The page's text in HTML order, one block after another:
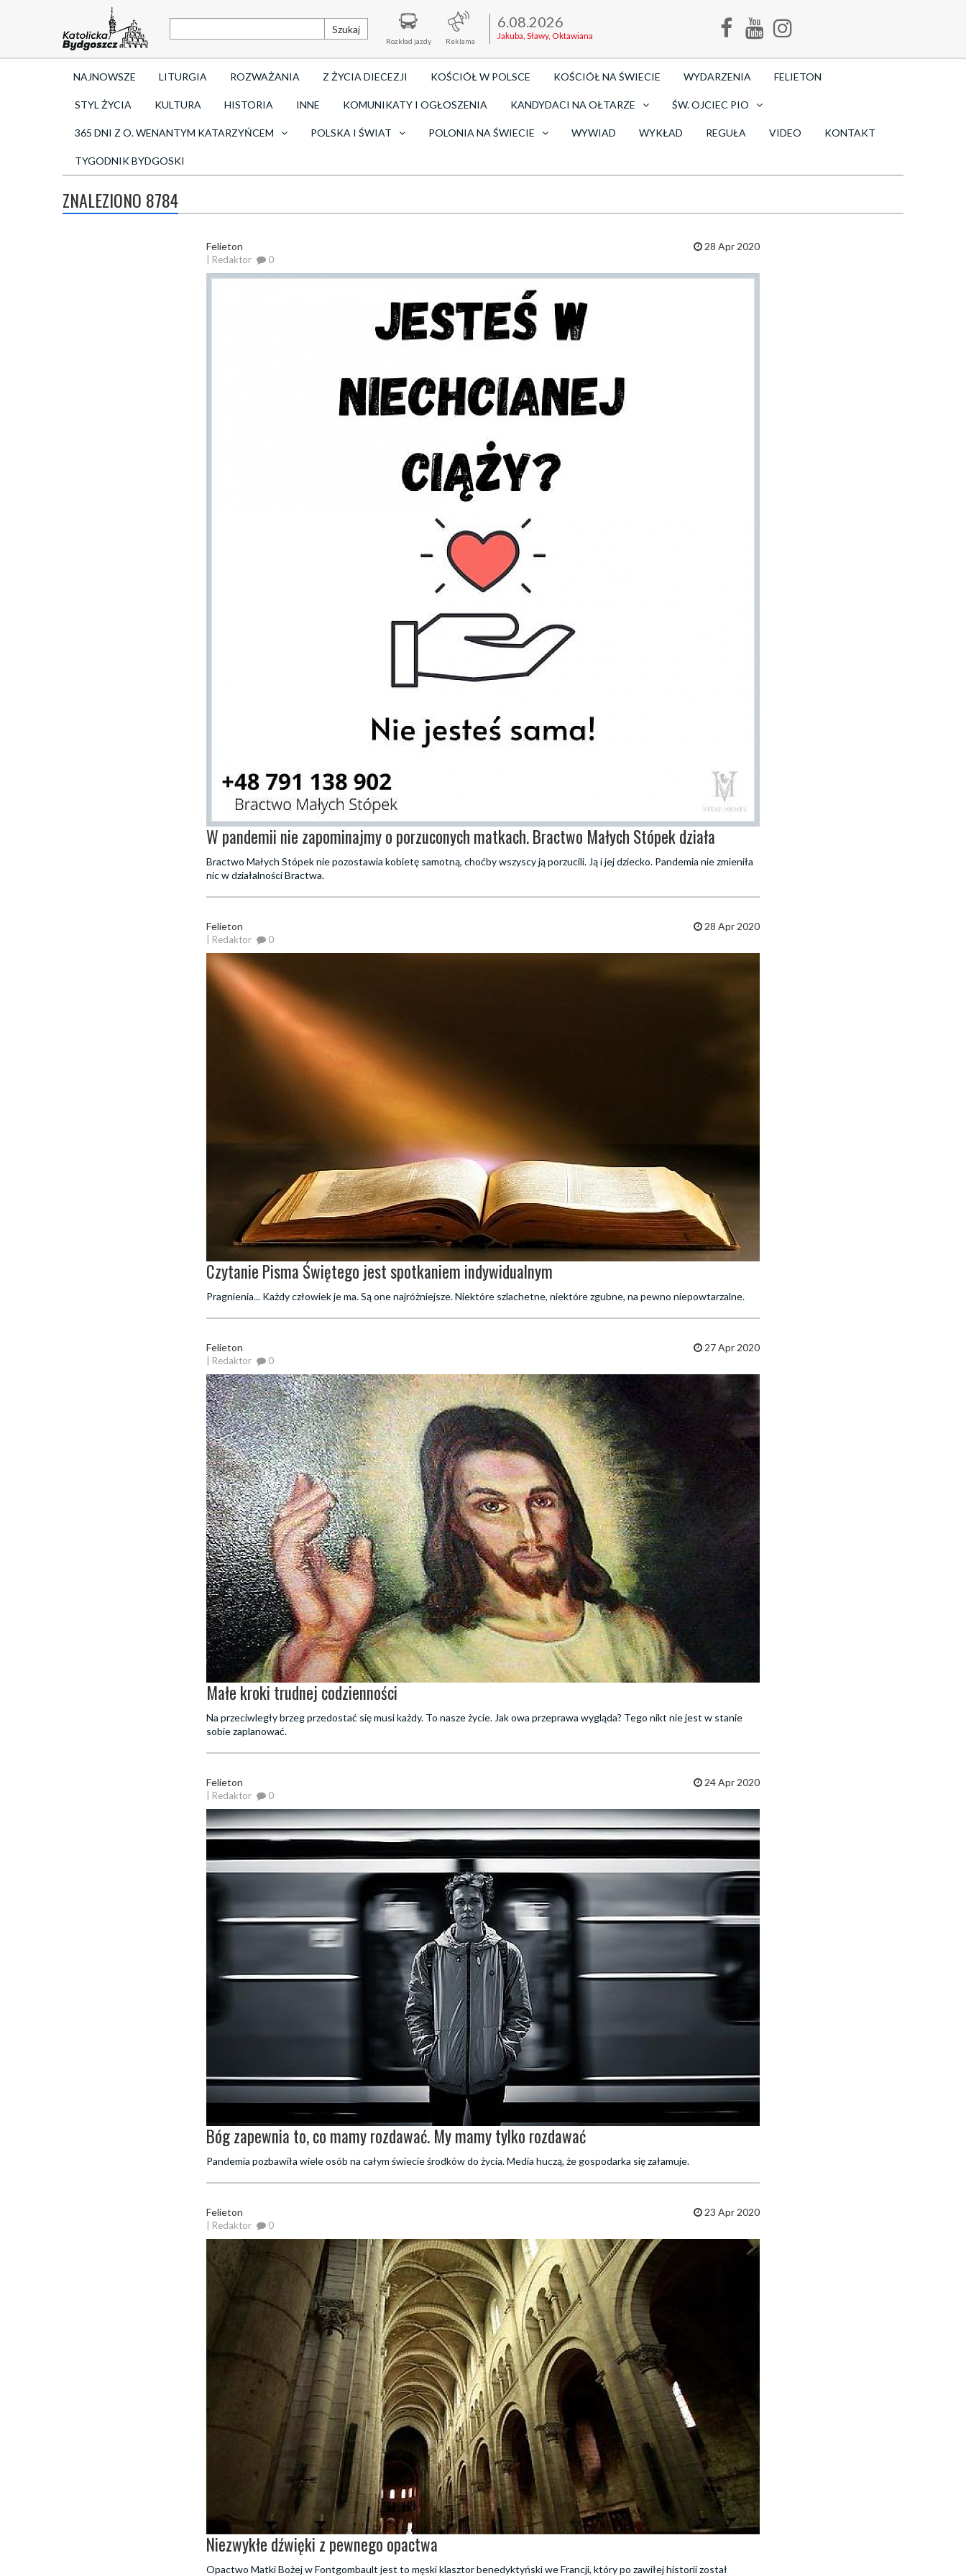
Szukaj
Rozkład jazdy Reklama
6.08.2026
Jakuba, Sławy, Oktawiana
NAJNOWSZE LITURGIA ROZWAŻANIA Z ŻYCIA DIECEZJI KOŚCIÓŁ W POLSCE KOŚCIÓŁ NA ŚWIECIE WYDARZENIA FELIETON
STYL ŻYCIA KULTURA HISTORIA INNE KOMUNIKATY I OGŁOSZENIA KANDYDACI NA OŁTARZE ŚW. OJCIEC PIO
365 DNI Z O. WENANTYM KATARZYŃCEM POLSKA I ŚWIAT POLONIA NA ŚWIECIE WYWIAD WYKŁAD REGUŁA VIDEO KONTAKT
TYGODNIK BYDGOSKI
ZNALEZIONO 8784
Felieton
| Redaktor 0
28 Apr 2020
W pandemii nie zapominajmy o porzuconych matkach. Bractwo Małych Stópek działa
Bractwo Małych Stópek nie pozostawia kobietę samotną, choćby wszyscy ją porzucili. Ją i jej dziecko. Pandemia nie zmieniła
nic w działalności Bractwa.
Felieton
| Redaktor 0
28 Apr 2020
Czytanie Pisma Świętego jest spotkaniem indywidualnym
Pragnienia... Każdy człowiek je ma. Są one najróżniejsze. Niektóre szlachetne, niektóre zgubne, na pewno niepowtarzalne.
Felieton
| Redaktor 0
27 Apr 2020
Małe kroki trudnej codzienności
Na przeciwległy brzeg przedostać się musi każdy. To nasze życie. Jak owa przeprawa wygląda? Tego nikt nie jest w stanie
sobie zaplanować.
Felieton
| Redaktor 0
24 Apr 2020
Bóg zapewnia to, co mamy rozdawać. My mamy tylko rozdawać
Pandemia pozbawiła wiele osób na całym świecie środków do życia. Media huczą, że gospodarka się załamuje.
Felieton
| Redaktor 0
23 Apr 2020
Niezwykłe dźwięki z pewnego opactwa
Opactwo Matki Bożej w Fontgombault jest to męski klasztor benedyktyński we Francji, który po zawiłej historii został